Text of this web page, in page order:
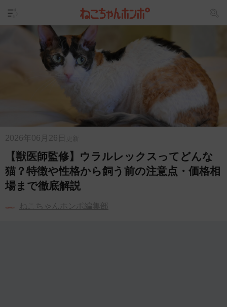
2026年06月26日 更新
【獣医師監修】ウラルレックスってどんな
猫？特徴や性格から飼う前の注意点・価格相
場まで徹底解説
ねこちゃんホンポ編集部